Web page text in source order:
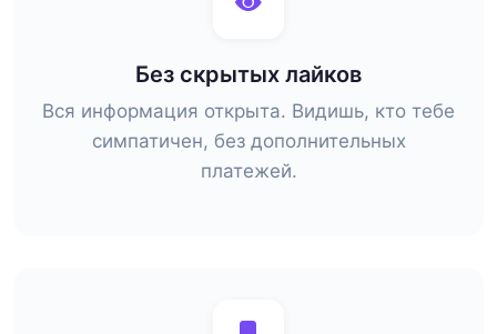
Без скрытых лайков
Вся информация открыта. Видишь, кто тебе
симпатичен, без дополнительных
платежей.